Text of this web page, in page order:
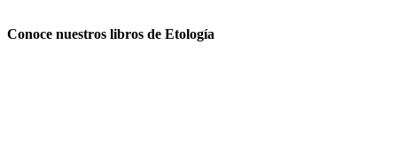
Conoce nuestros libros de Etología